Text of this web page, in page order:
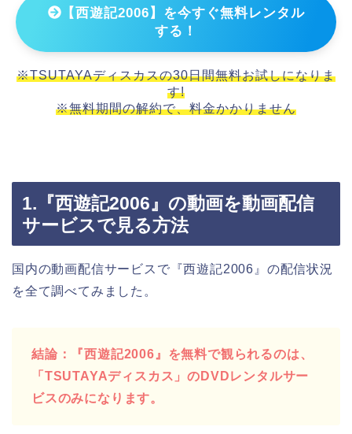
【西遊記2006】を今すぐ無料レンタル
する！
※TSUTAYAディスカスの30日間無料お試しになりま
す!
※無料期間の解約で、料金かかりません
1.『西遊記2006』の動画を動画配信
サービスで見る方法
国内の動画配信サービスで『西遊記2006』の配信状況
を全て調べてみました。
結論：『西遊記2006』を無料で観られるのは、
「TSUTAYAディスカス」のDVDレンタルサー
ビスのみになります。